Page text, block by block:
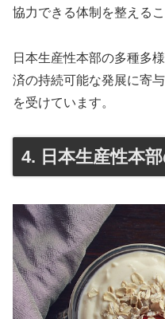
協力できる体制を整える
日本生産性本部の多種多
済の持続可能な発展に寄
を受けています。
4. 日本生産性本